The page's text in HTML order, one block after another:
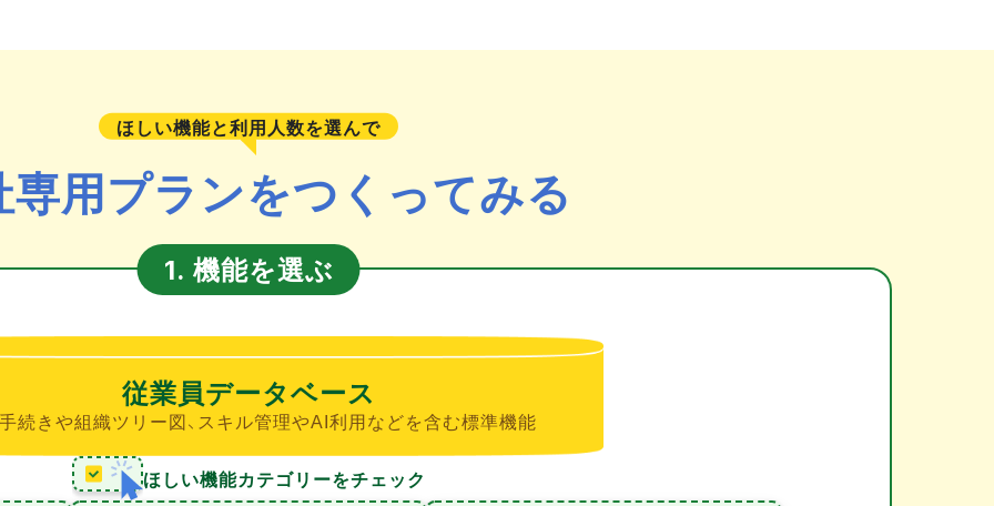
ほしい機能と利用人数を選んで
専用プランをつくってみる
1. 機能を選ぶ
従業員データベース
続きや組織ツリー図、スキル管理やAI利用などを含む標準機能
ほしい機能カテゴリーをチェック